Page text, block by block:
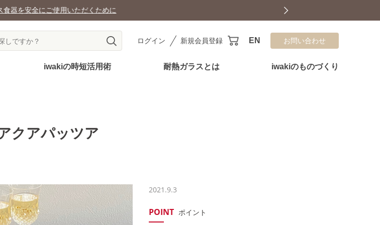
食器を安全にご使用いただくために
ログイン 新規会員登録 EN お問い合わせ
iwakiの時短活用術 耐熱ガラスとは iwakiのものづくり
クアパッツア
2021.9.3
POINT ポイント